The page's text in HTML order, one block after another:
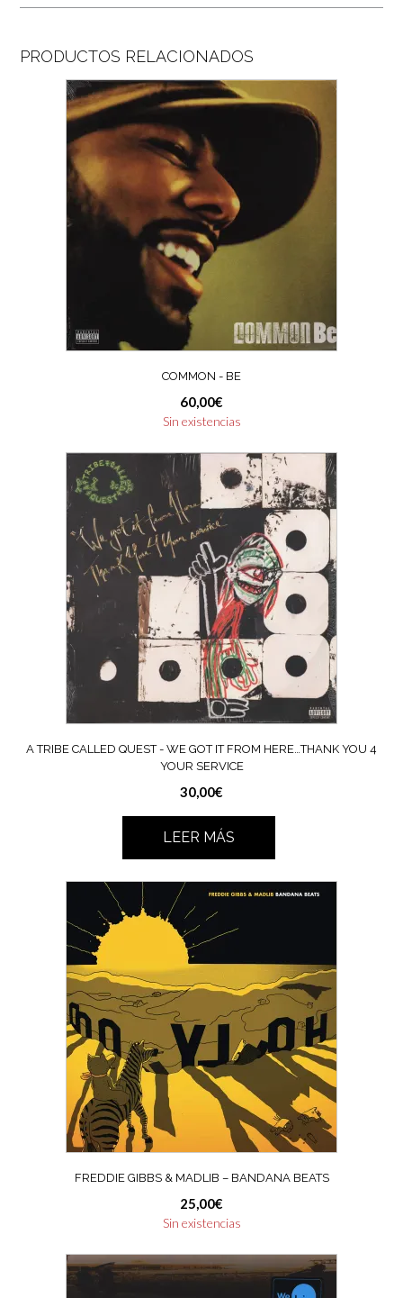
PRODUCTOS RELACIONADOS
COMMON ‎- BE
60,00€
Sin existencias
A TRIBE CALLED QUEST ‎- WE GOT IT FROM HERE…THANK YOU 4
YOUR SERVICE
30,00€
LEER MÁS
FREDDIE GIBBS & MADLIB ‎– BANDANA BEATS
25,00€
Sin existencias